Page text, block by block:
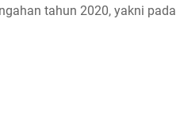
tahun 2020, yakni pada